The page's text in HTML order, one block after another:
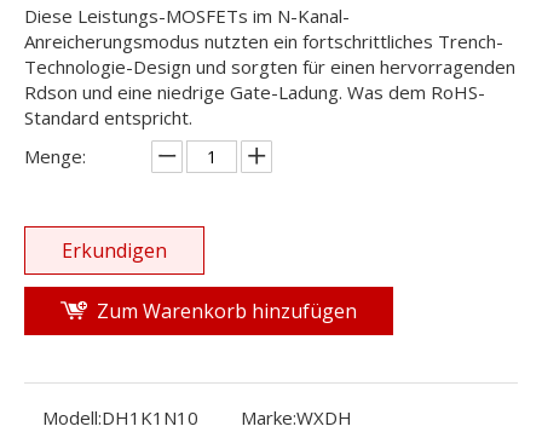
Diese Leistungs-MOSFETs im N-Kanal-
Anreicherungsmodus nutzten ein fortschrittliches Trench-
Technologie-Design und sorgten für einen hervorragenden
Rdson und eine niedrige Gate-Ladung. Was dem RoHS-
Standard entspricht.
Menge:
Erkundigen
Zum Warenkorb hinzufügen
Modell:DH1K1N10
Marke:WXDH